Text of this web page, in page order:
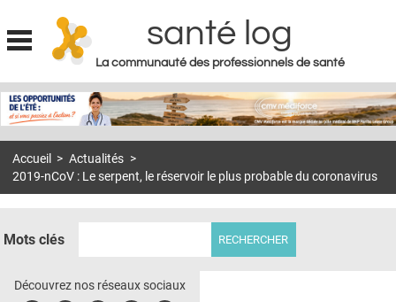
Jump to navigation
santé log
La communauté des professionnels de santé
MON COMPTE
S'ABONNER À LA REVUE SOIN À DOMICILE
DOSSIERS
Accueil > Actualités >
2019-nCoV : Le serpent, le réservoir le plus probable du coronavirus
Mots clés
Découvrez nos réseaux sociaux